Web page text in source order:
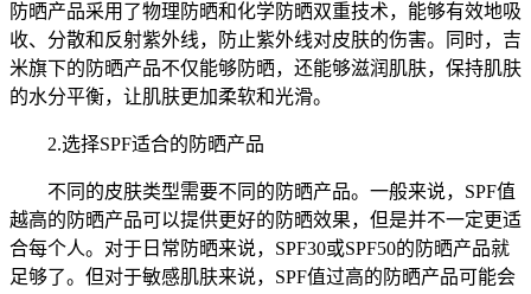
防晒产品采用了物理防晒和化学防晒双重技术，能够有效地吸
收、分散和反射紫外线，防止紫外线对皮肤的伤害。同时，吉
米旗下的防晒产品不仅能够防晒，还能够滋润肌肤，保持肌肤
的水分平衡，让肌肤更加柔软和光滑。
2.选择SPF适合的防晒产品
不同的皮肤类型需要不同的防晒产品。一般来说，SPF值
越高的防晒产品可以提供更好的防晒效果，但是并不一定更适
合每个人。对于日常防晒来说，SPF30或SPF50的防晒产品就
足够了。但对于敏感肌肤来说，SPF值过高的防晒产品可能会